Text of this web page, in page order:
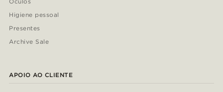
Higiene pessoal
Presentes
Archive Sale
APOIO AO CLIENTE